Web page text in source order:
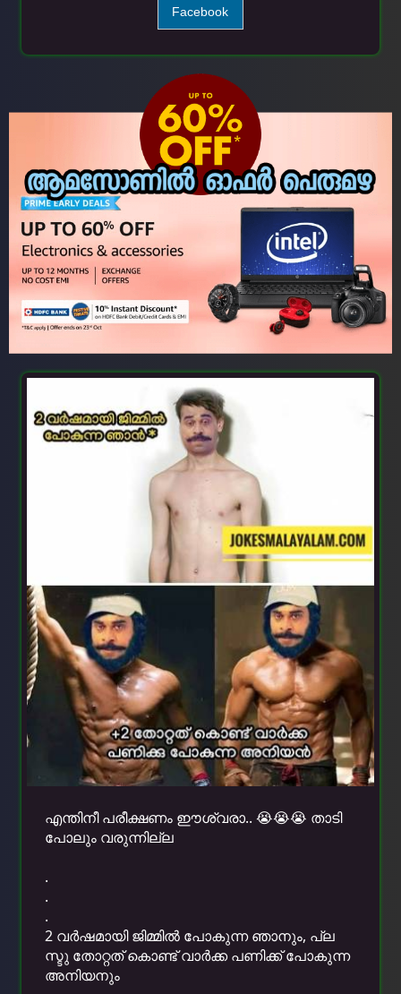
Facebook
എന്തിനീ പരീക്ഷണം ഈശ്വരാ.. 😭😭😭 താടി
പോലും വരുന്നില്ല
.
.
.
2 വർഷമായി ജിമ്മിൽ പോകുന്ന ഞാനും, പ്ല
സ്ടു തോറ്റത് കൊണ്ട് വാർക്ക പണിക്ക് പോകുന്ന
അനിയനും